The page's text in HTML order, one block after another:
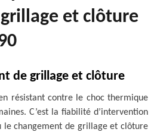
et clôture
de grillage et clôture
résistant contre le choc thermique
C’est la fiabilité d’intervention
le changement de grillage et clôture